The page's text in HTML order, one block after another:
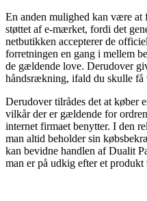
En anden mulighed kan være
støttet af e-mærket, fordi det
netbutikken accepterer de
forretningen en gang i mellem
de gældende love. Derudover
håndsrækning, ifald du skulle få
Derudover tilrådes det at køber
vilkår der er gældende for
internet firmaet benytter. I den
man altid beholder sin
kan bevidne handlen af Dualit
man er på udkig efter et